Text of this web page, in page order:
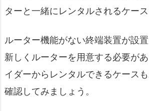
ターと一緒にレンタルされるケース
ルーター機能がない終端装置が設置
新しくルーターを用意する必要が
イダーからレンタルできるケース
確認してみましょう。